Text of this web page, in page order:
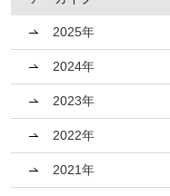
2025年
2024年
2023年
2022年
2021年